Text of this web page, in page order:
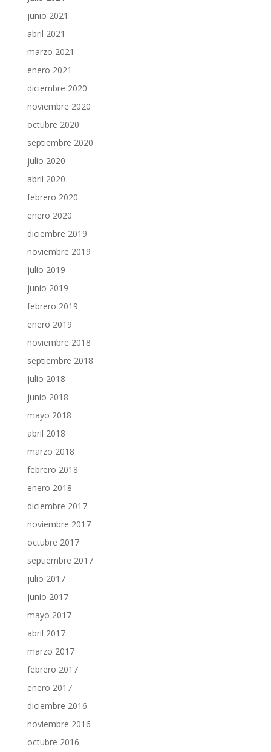
junio 2021
abril 2021
marzo 2021
enero 2021
diciembre 2020
noviembre 2020
octubre 2020
septiembre 2020
julio 2020
abril 2020
febrero 2020
enero 2020
diciembre 2019
noviembre 2019
julio 2019
junio 2019
febrero 2019
enero 2019
noviembre 2018
septiembre 2018
julio 2018
junio 2018
mayo 2018
abril 2018
marzo 2018
febrero 2018
enero 2018
diciembre 2017
noviembre 2017
octubre 2017
septiembre 2017
julio 2017
junio 2017
mayo 2017
abril 2017
marzo 2017
febrero 2017
enero 2017
diciembre 2016
noviembre 2016
octubre 2016